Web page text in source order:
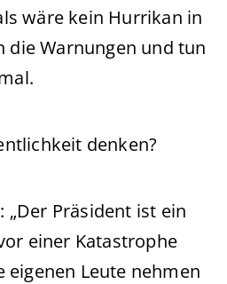
wäre kein Hurrikan in
die Warnungen und tun
denken?
„Der Präsident ist ein
einer Katastrophe
eigenen Leute nehmen